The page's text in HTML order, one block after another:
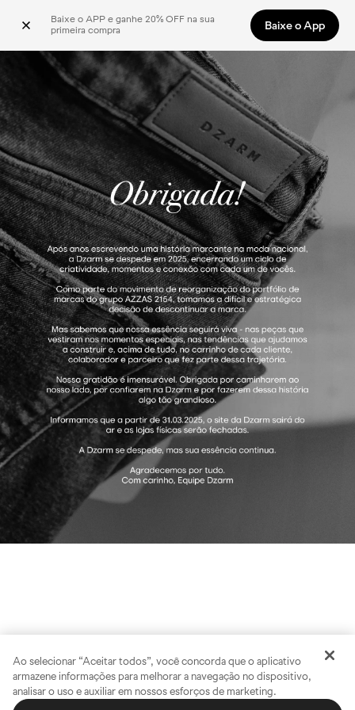
Baixe o APP e ganhe 20% OFF na sua
primeira compra
Baixe o App
Ao selecionar “Aceitar todos”, você concorda que o aplicativo
armazene informações para melhorar a navegação no dispositivo,
analisar o uso e auxiliar em nossos esforços de marketing.